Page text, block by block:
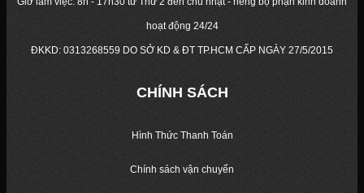
hoạt động 24/24
ĐKKD: 0313268559 DO SỞ KD & ĐT TP.HCM CẤP NGÀY 27/5/2015
CHÍNH SÁCH
Hình Thức Thanh Toán
Chính sách vận chuyển